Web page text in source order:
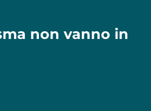
non vanno in